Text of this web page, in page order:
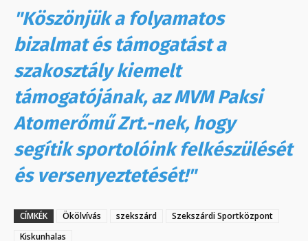
"Köszönjük a folyamatos
bizalmat és támogatást a
szakosztály kiemelt
támogatójának, az MVM Paksi
Atomerőmű Zrt.-nek, hogy
segítik sportolóink felkészülését
és versenyeztetését!"
CÍMKÉK Ökölvívás szekszárd
Szekszárdi Sportközpont
Kiskunhalas